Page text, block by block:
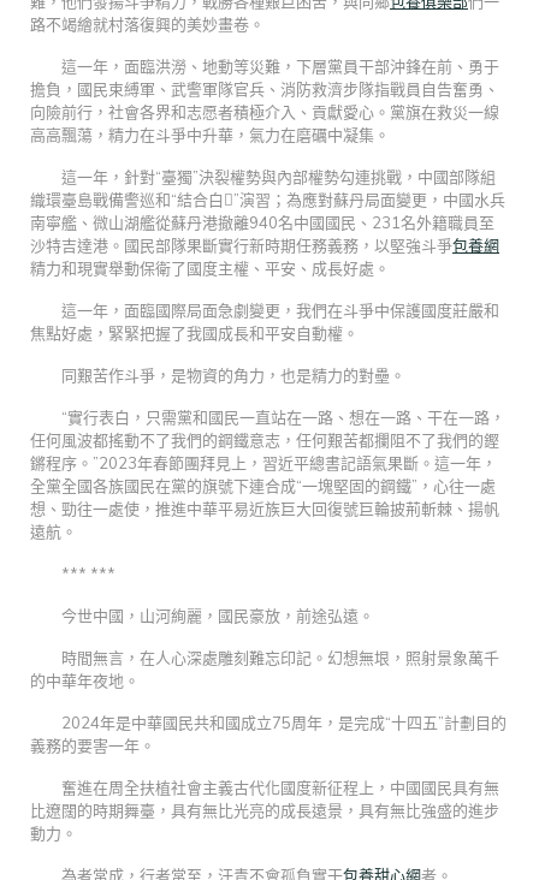
路不竭繪就村落復興的美妙畫卷。
這一年，面臨洪澇、地動等災難，下層黨員干部沖鋒在前、勇于
擔負，國民束縛軍、武警軍隊官兵、消防救濟步隊指戰員自告奮勇、
向險前行，社會各界和志愿者積極介入、貢獻愛心。黨旗在救災一線
高高飄蕩，精力在斗爭中升華，氣力在磨礪中凝集。
這一年，針對“臺獨”決裂權勢與內部權勢勾連挑戰，中國部隊組
織環臺島戰備警巡和“結合白”演習；為應對蘇丹局面變更，中國水兵
南寧艦、微山湖艦從蘇丹港撤離940名中國國民、231名外籍職員至
沙特吉達港。國民部隊果斷實行新時期任務義務，以堅強斗爭包養網
精力和現實舉動保衛了國度主權、平安、成長好處。
這一年，面臨國際局面急劇變更，我們在斗爭中保護國度莊嚴和
焦點好處，緊緊把握了我國成長和平安自動權。
同艱苦作斗爭，是物資的角力，也是精力的對壘。
“實行表白，只需黨和國民一直站在一路、想在一路、干在一路，
任何風波都搖動不了我們的鋼鐵意志，任何艱苦都攔阻不了我們的鏗
鏘程序。”2023年春節團拜見上，習近平總書記語氣果斷。這一年，
全黨全國各族國民在黨的旗號下連合成“一塊堅固的鋼鐵”，心往一處
想、勁往一處使，推進中華平易近族巨大回復號巨輪披荊斬棘、揚帆
遠航。
*** ***
今世中國，山河絢麗，國民豪放，前途弘遠。
時間無言，在人心深處雕刻難忘印記。幻想無垠，照射景象萬千
的中華年夜地。
2024年是中華國民共和國成立75周年，是完成“十四五”計劃目的
義務的要害一年。
奮進在周全扶植社會主義古代化國度新征程上，中國國民具有無
比遼闊的時期舞臺，具有無比光亮的成長遠景，具有無比強盛的進步
動力。
為者常成，行者常至，汗青不會孤負實干包養甜心網者。